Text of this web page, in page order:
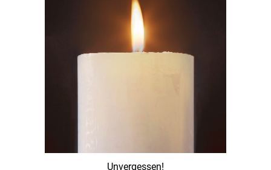
Unvergessen!